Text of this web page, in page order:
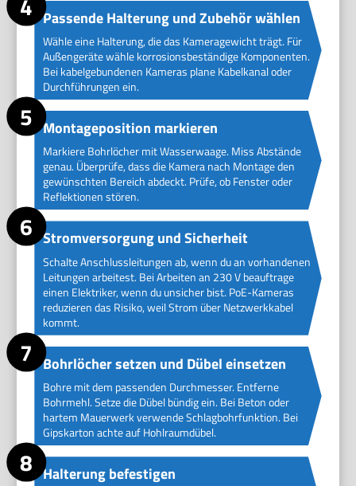
Passende Halterung und Zubehör wählen
Wähle eine Halterung, die das Kameragewicht trägt. Für
Außengeräte wähle korrosionsbeständige Komponenten.
Bei kabelgebundenen Kameras plane Kabelkanal oder
Durchführungen ein.
Montageposition markieren
Markiere Bohrlöcher mit Wasserwaage. Miss Abstände
genau. Überprüfe, dass die Kamera nach Montage den
gewünschten Bereich abdeckt. Prüfe, ob Fenster oder
Reflektionen stören.
Stromversorgung und Sicherheit
Schalte Anschlussleitungen ab, wenn du an vorhandenen
Leitungen arbeitest. Bei Arbeiten an 230 V beauftrage
einen Elektriker, wenn du unsicher bist. PoE-Kameras
reduzieren das Risiko, weil Strom über Netzwerkkabel
kommt.
Bohrlöcher setzen und Dübel einsetzen
Bohre mit dem passenden Durchmesser. Entferne
Bohrmehl. Setze die Dübel bündig ein. Bei Beton oder
hartem Mauerwerk verwende Schlagbohrfunktion. Bei
Gipskarton achte auf Hohlraumdübel.
Halterung befestigen